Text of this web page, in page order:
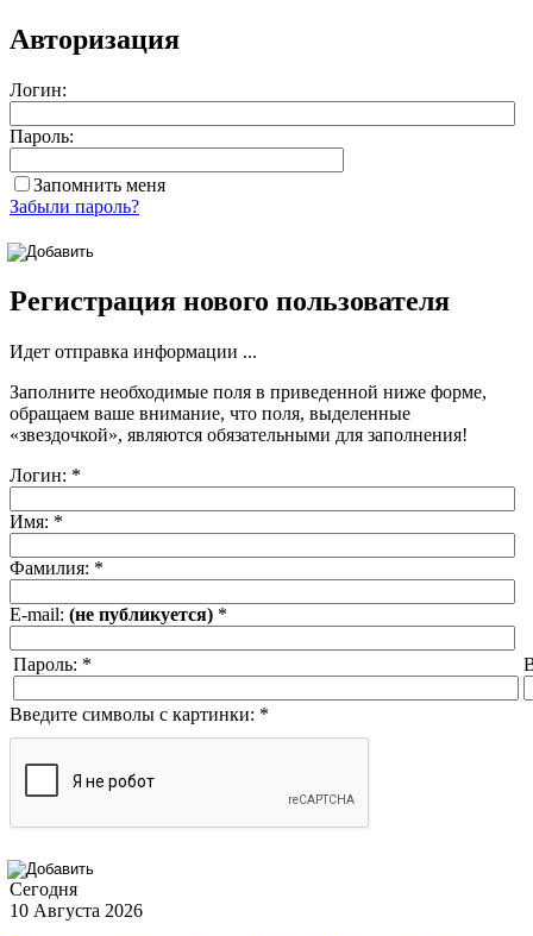
Авторизация
Логин:
Пароль:
Запомнить меня
Забыли пароль?
Регистрация нового пользователя
Идет отправка информации ...
Заполните необходимые поля в приведенной ниже форме,
обращаем ваше внимание, что поля, выделенные
«звездочкой», являются обязательными для заполнения!
Логин: *
Имя: *
Фамилия: *
E-mail: (не публикуется) *
Пароль: *
Введите символы с картинки: *
Сегодня
10 Августа 2026